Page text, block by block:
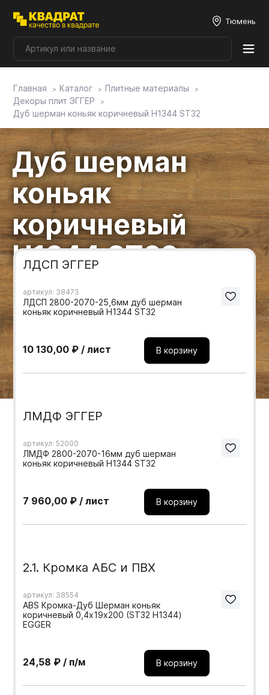
Тюмень
Плитные материалы
Фурнитура
Столешницы
Мой ЭГГЕР
Фасады
Мебельные образцы, каталоги
Главная Каталог
Плитные материалы
Декоры плит ЭГГЕР
Дуб шерман коньяк коричневый H1344 ST32
Дуб шерман
коньяк
коричневый
H1344 ST32
ЛДСП ЭГГЕР
артикул: 38473
ЛДСП 2800-2070-25,6мм дуб шерман
коньяк коричневый H1344 ST32
10 130,00 ₽ / лист В корзину
ЛМДФ ЭГГЕР
артикул: 52000
ЛМДФ 2800-2070-16мм дуб шерман
коньяк коричневый H1344 ST32
7 960,00 ₽ / лист В корзину
2.1. Кромка АБС и ПВХ
артикул: 38554
ABS Кромка-Дуб Шерман коньяк
коричневый 0,4х19х200 (ST32 H1344)
EGGER
24,58 ₽ / п/м В корзину